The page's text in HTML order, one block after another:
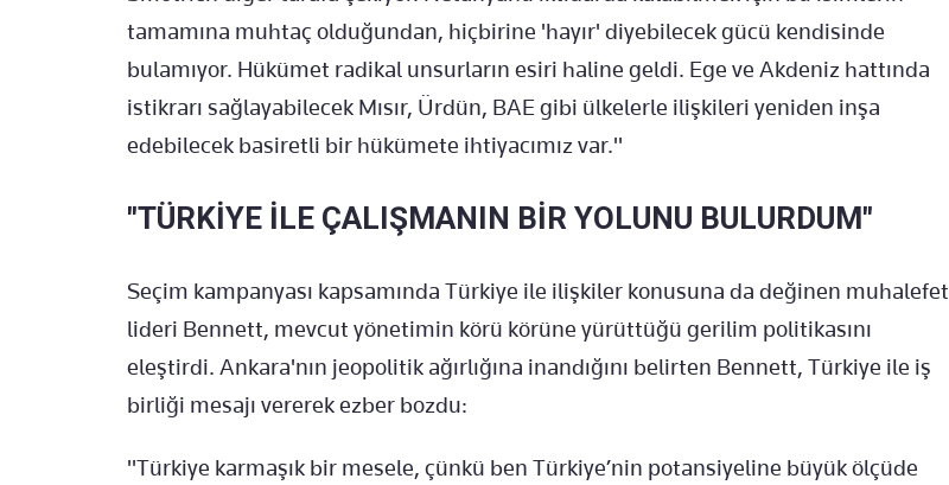
tamamına muhtaç olduğundan, hiçbirine 'hayır' diyebilecek gücü kendisinde
bulamıyor. Hükümet radikal unsurların esiri haline geldi. Ege ve Akdeniz hattında
istikrarı sağlayabilecek Mısır, Ürdün, BAE gibi ülkelerle ilişkileri yeniden inşa
edebilecek basiretli bir hükümete ihtiyacımız var."
"TÜRKİYE İLE ÇALIŞMANIN BİR YOLUNU BULURDUM"
Seçim kampanyası kapsamında Türkiye ile ilişkiler konusuna da değinen muhalefet
lideri Bennett, mevcut yönetimin körü körüne yürüttüğü gerilim politikasını
eleştirdi. Ankara'nın jeopolitik ağırlığına inandığını belirten Bennett, Türkiye ile iş
birliği mesajı vererek ezber bozdu:
"Türkiye karmaşık bir mesele, çünkü ben Türkiye’nin potansiyeline büyük ölçüde